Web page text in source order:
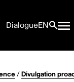
DialogueEN
/Divulgation